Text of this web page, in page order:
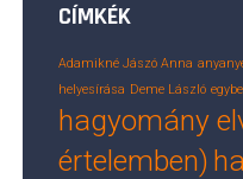
CÍMKÉK
Adamikné Jászó Anna
helyesírása Deme László
hagyomány
értelemben)